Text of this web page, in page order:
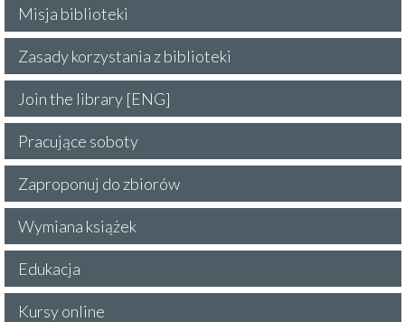
Misja biblioteki
Zasady korzystania z biblioteki
Join the library [ENG]
Pracujące soboty
Zaproponuj do zbiorów
Wymiana książek
Edukacja
Kursy online